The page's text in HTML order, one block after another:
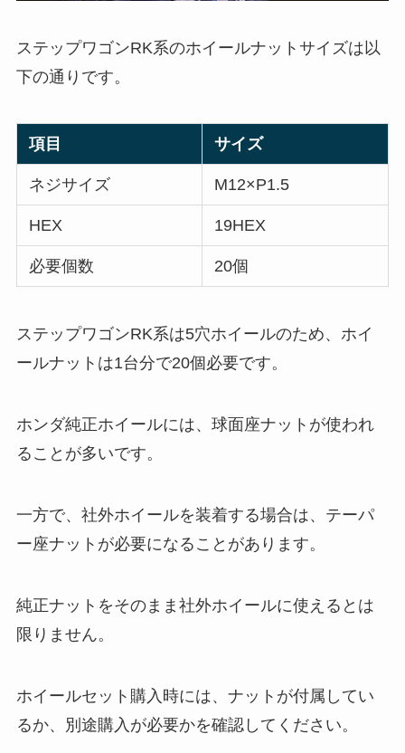
ステップワゴンRK系のホイールナットサイズは以
下の通りです。
項目 サイズ
ネジサイズ M12×P1.5
HEX 19HEX
必要個数 20個
ステップワゴンRK系は5穴ホイールのため、ホイ
ールナットは1台分で20個必要です。
ホンダ純正ホイールには、球面座ナットが使われ
ることが多いです。
一方で、社外ホイールを装着する場合は、テーパ
ー座ナットが必要になることがあります。
純正ナットをそのまま社外ホイールに使えるとは
限りません。
ホイールセット購入時には、ナットが付属してい
るか、別途購入が必要かを確認してください。